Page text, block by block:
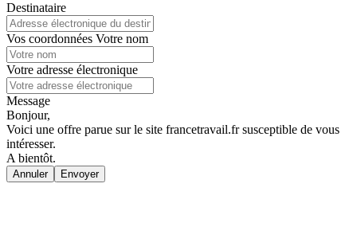
Destinataire
Vos coordonnées Votre nom
Votre adresse électronique
Message
Bonjour,
Voici une offre parue sur le site francetravail.fr susceptible de vous
intéresser.
A bientôt.
Annuler